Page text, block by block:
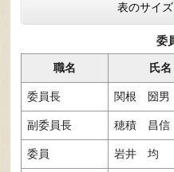
表のサイ
委
職名 氏名
委員長 関根 圀男
副委員長 穂積 昌信
委員 岩井 均